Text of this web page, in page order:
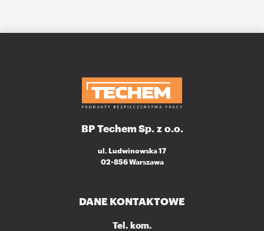
BP Techem Sp. z o.o.
ul. Ludwinowska 17
02-856 Warszawa
DANE KONTAKTOWE
Tel. kom.